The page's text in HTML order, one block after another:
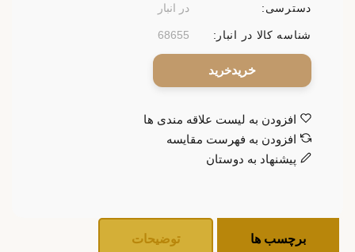
دسترسی: در انبار
شناسه کالا در انبار: 68655
خرید
افزودن به لیست علاقه مندی ها
افزودن به فهرست مقایسه
پیشنهاد به دوستان
توضیحات برچسب ها